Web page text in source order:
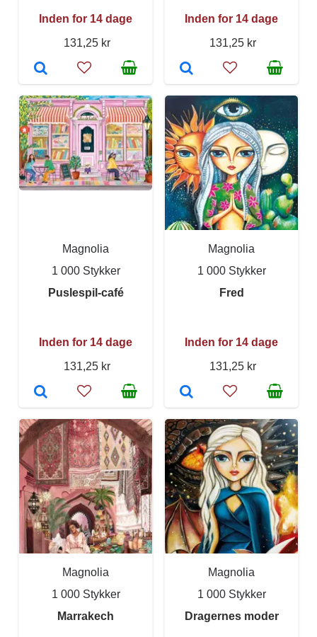
Inden for 14 dage
131,25 kr
Inden for 14 dage
131,25 kr
Magnolia
1 000 Stykker
Puslespil-café
Inden for 14 dage
131,25 kr
Magnolia
1 000 Stykker
Fred
Inden for 14 dage
131,25 kr
Magnolia
1 000 Stykker
Marrakech
Magnolia
1 000 Stykker
Dragernes moder